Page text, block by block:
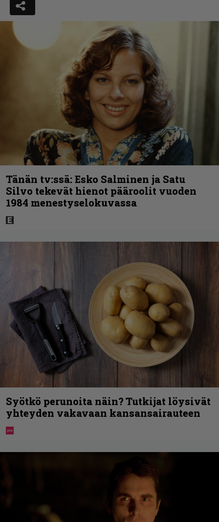
Tänän tv:ssä: Esko Salminen ja Satu
Silvo tekevät hienot pääroolit vuoden
1984 menestyselokuvassa
Syötkö perunoita näin? Tutkijat löysivät
yhteyden vakavaan kansansairauteen